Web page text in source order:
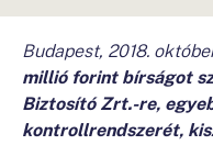
Budapest, 2018. október
millió forint bírságot
Biztosító Zrt.-re,
kontrollrendszerét,